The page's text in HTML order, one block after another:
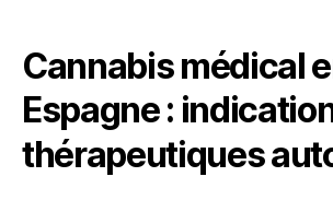
Cannabis médical
Espagne :
thérapeutiques